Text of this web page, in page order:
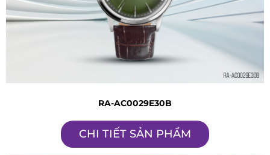
RA-AC0029E30B
CHI TIẾT SẢN PHẨM